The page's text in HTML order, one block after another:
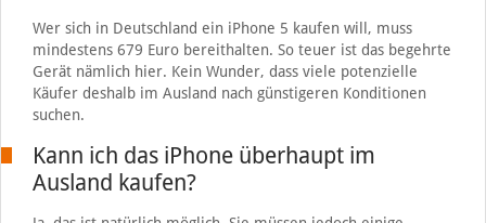
Wer sich in Deutschland ein iPhone 5 kaufen will, muss
mindestens 679 Euro bereithalten. So teuer ist das begehrte
Gerät nämlich hier. Kein Wunder, dass viele potenzielle
Käufer deshalb im Ausland nach günstigeren Konditionen
suchen.
Kann ich das iPhone überhaupt im
Ausland kaufen?